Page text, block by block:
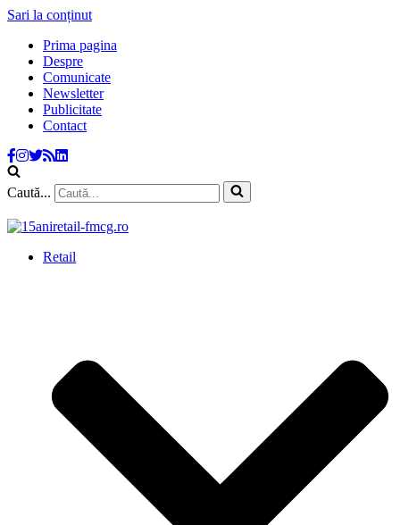
Sari la conținut
Prima pagina
Despre
Comunicate
Newsletter
Publicitate
Contact
Caută...
Retail